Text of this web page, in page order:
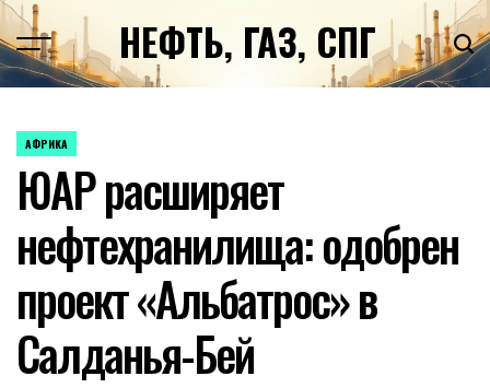
Перейти
к
содержимомуНЕФТЬ, ГАЗ, СПГ
ОПУБЛИКОВАНО
АФРИКА
ЮАР расширяет
нефтехранилища: одобрен
проект «Альбатрос» в
Салданья-Бей